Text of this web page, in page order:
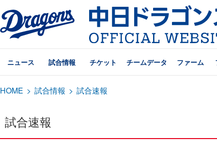
ニュース 試合情報 チケット チームデータ ファーム
HOME > 試合情報 > 試合速報
試合速報